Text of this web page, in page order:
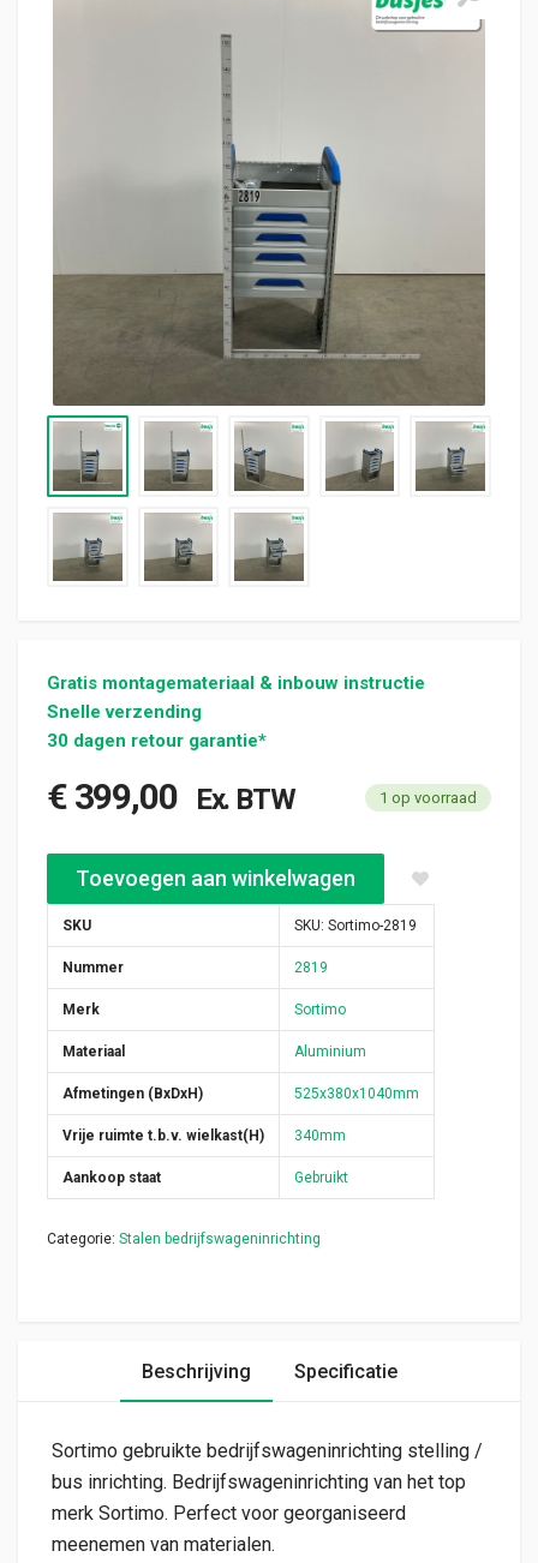
Gratis montagemateriaal & inbouw instructie
Snelle verzending
30 dagen retour garantie*
€399,00 Ex. BTW 1 op voorraad
Sortimo alu bedrijfswagen inrichting 525x380x1040mm (2819)
Toevoegen aan winkelwagen
SKU SKU: Sortimo-2819
Nummer 2819
Merk Sortimo
Materiaal Aluminium
Afmetingen (BxDxH) 525x380x1040mm
Vrije ruimte t.b.v. wielkast(H) 340mm
Aankoop staat Gebruikt
Categorie: Stalen bedrijfswageninrichting
Beschrijving Specificatie
Sortimo gebruikte bedrijfswageninrichting stelling /
bus inrichting. Bedrijfswageninrichting van het top
merk Sortimo. Perfect voor georganiseerd
meenemen van materialen.